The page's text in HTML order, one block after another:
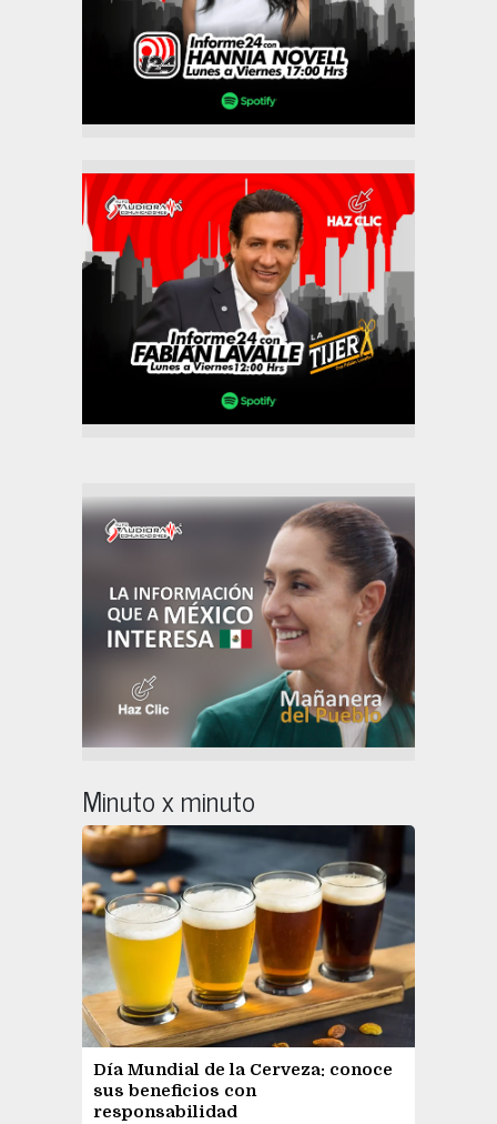
Minuto x minuto
Día Mundial de la Cerveza: conoce
sus beneficios con
responsabilidad